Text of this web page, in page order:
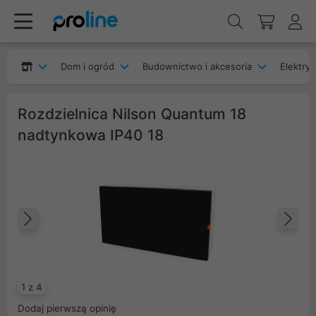
Dom i ogród Budownictwo i akcesoria
Rozdzielnica Nilson Quantum 18
nadtynkowa IP40 18
1 z 4
Poprzedni
Dodaj pierwszą opinię